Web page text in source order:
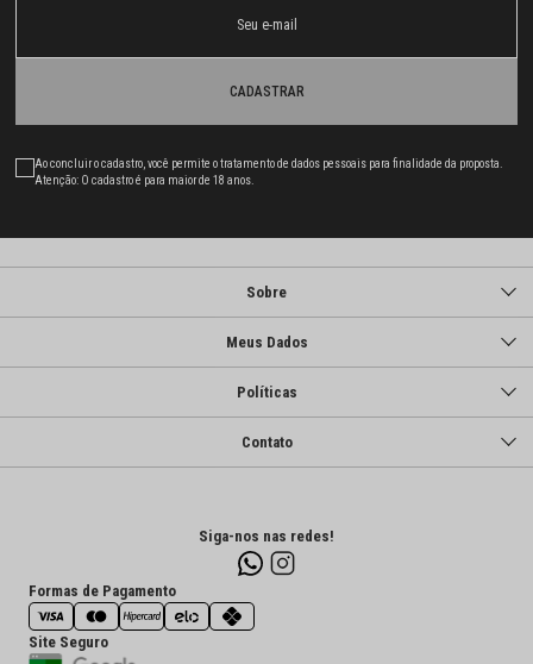
CADASTRAR
Ao concluir o cadastro, você permite o tratamento de dados pessoais para finalidade da proposta.
Atenção: O cadastro é para maior de 18 anos.
Sobre
Meus Dados
Políticas
Contato
Siga-nos nas redes!
Formas de Pagamento
Site Seguro